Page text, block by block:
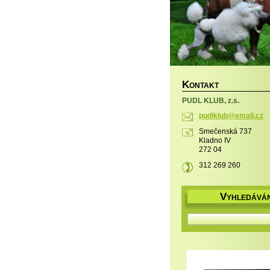
KONTAKT
PUDL KLUB, z.s.
pudlklub@email.cz
Smečenská 737
Kladno IV
272 04
312 269 260
V